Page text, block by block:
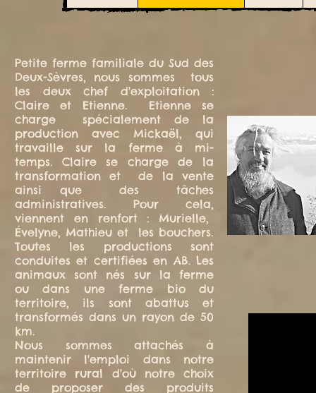
Petite ferme familiale du Sud des
Deux-Sèvres, nous sommes tous
les deux chef d'exploitation :
Claire et Etienne. Etienne se
charge spécialement de la
production avec Mickaël, qui
travaille sur la ferme à mi-
temps. Claire se charge de la
transformation et de la vente
ainsi que des tâches
administratives. Pour cela,
viennent en renfort : Murielle,
Évelyne, Mathieu et les bouchers.
Toutes les productions sont
conduites et certifiées en AB. Les
animaux sont nés sur la ferme
ou dans une ferme bio du
territoire, ils sont abattus et
transformés dans un rayon de 50
km.
Nous sommes attachés à
maintenir l'emploi dans notre
territoire rural d'où notre choix
de proposer des produits